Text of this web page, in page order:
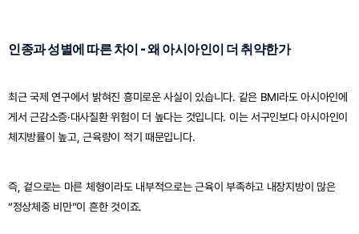
인종과 성별에 따른 차이 - 왜 아시아인이 더 취약한가
최근 국제 연구에서 밝혀진 흥미로운 사실이 있습니다. 같은 BMI라도 아시아인에
게서 근감소증·대사질환 위험이 더 높다는 것입니다. 이는 서구인보다 아시아인이
체지방률이 높고, 근육량이 적기 때문입니다.
즉, 겉으로는 마른 체형이라도 내부적으로는 근육이 부족하고 내장지방이 많은
“정상체중 비만”이 흔한 것이죠.